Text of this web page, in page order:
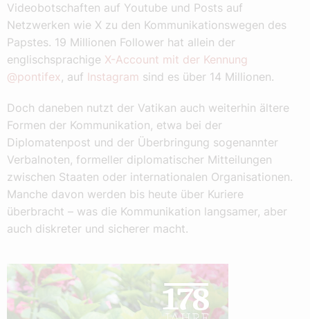
Videobotschaften auf Youtube und Posts auf
Netzwerken wie X zu den Kommunikationswegen des
Papstes. 19 Millionen Follower hat allein der
englischsprachige X-Account mit der Kennung
@pontifex, auf Instagram sind es über 14 Millionen.
Doch daneben nutzt der Vatikan auch weiterhin ältere
Formen der Kommunikation, etwa bei der
Diplomatenpost und der Überbringung sogenannter
Verbalnoten, formeller diplomatischer Mitteilungen
zwischen Staaten oder internationalen Organisationen.
Manche davon werden bis heute über Kuriere
überbracht – was die Kommunikation langsamer, aber
auch diskreter und sicherer macht.